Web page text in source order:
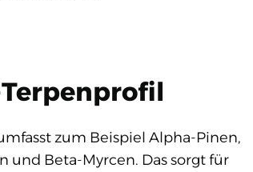
zum Beispiel Alpha-Pinen,
und Beta-Myrcen. Das sorgt für